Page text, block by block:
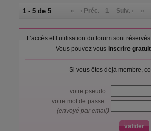
1 - 5 de 5 « ‹ Préc. 1 Suiv. › »
L’accès et l’utilisation du forum sont
Vous pouvez vous inscrire
Si vous êtes déjà membre,
votre pseudo :
votre mot de passe :
(envoyé par email)